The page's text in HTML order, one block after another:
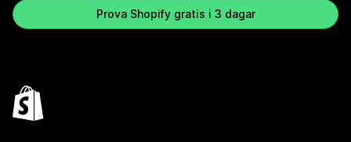
Prova Shopify gratis i 3 dagar